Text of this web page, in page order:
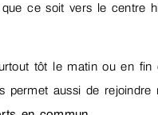
ce soit vers le centre
tôt le matin ou en
aussi de rejoindre